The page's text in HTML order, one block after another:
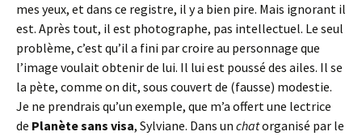
mes yeux, et dans ce registre, il y a bien pire. Mais ignorant il
est. Après tout, il est photographe, pas intellectuel. Le seul
problème, c’est qu’il a fini par croire au personnage que
l’image voulait obtenir de lui. Il lui est poussé des ailes. Il se
la pète, comme on dit, sous couvert de (fausse) modestie.
Je ne prendrais qu’un exemple, que m’a offert une lectrice
de Planète sans visa, Sylviane. Dans un chatorganisé par le